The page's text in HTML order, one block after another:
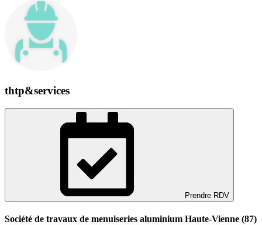
thtp&services
Prendre RDV
Société de travaux de menuiseries aluminium Haute-Vienne (87)